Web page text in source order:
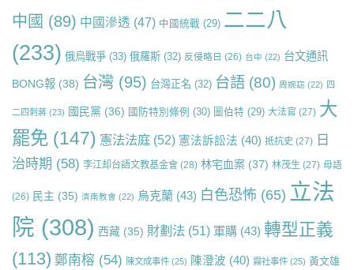
中國 (89) 中國滲透 (47) 中國統戰 (29) 二二八
(233) 俄烏戰爭 (33) 俄羅斯 (32) 反侵略日 (26) 台中 (22) 台文通訊
BONG報 (38) 台灣 (95) 台灣正名 (32) 台語 (80) 周婉窈 (22) 四
二四刺蔣 (23) 國民黨 (36) 國防特別條例 (30) 圖伯特 (29) 大法官 (27) 大
罷免 (147) 憲法法庭 (52) 憲法訴訟法 (40) 抵抗史 (27) 日
治時期 (58) 李江却台語文教基金會 (28) 林宅血案 (37) 林茂生 (27) 母語
(26) 民主 (35) 濟南教會 (22) 烏克蘭 (43) 白色恐怖 (65) 立法
院 (308) 西藏 (35) 財劃法 (51) 軍購 (43) 轉型正義
(113) 鄭南榕 (54) 陳文成事件 (25) 陳澄波 (40) 霧社事件 (25) 黃文雄